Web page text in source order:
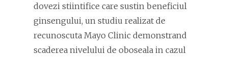
dovezi stiintifice care sustin beneficiul
ginsengului, un studiu realizat de
recunoscuta Mayo Clinic demonstrand
scaderea nivelului de oboseala in cazul